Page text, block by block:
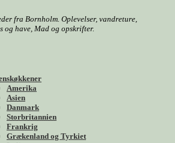
fra Bornholm. Oplevelser, vandreture,
og have, Mad og opskrifter.
Amerika
Asien
Danmark
Storbritannien
Frankrig
Grækenland og Tyrkiet